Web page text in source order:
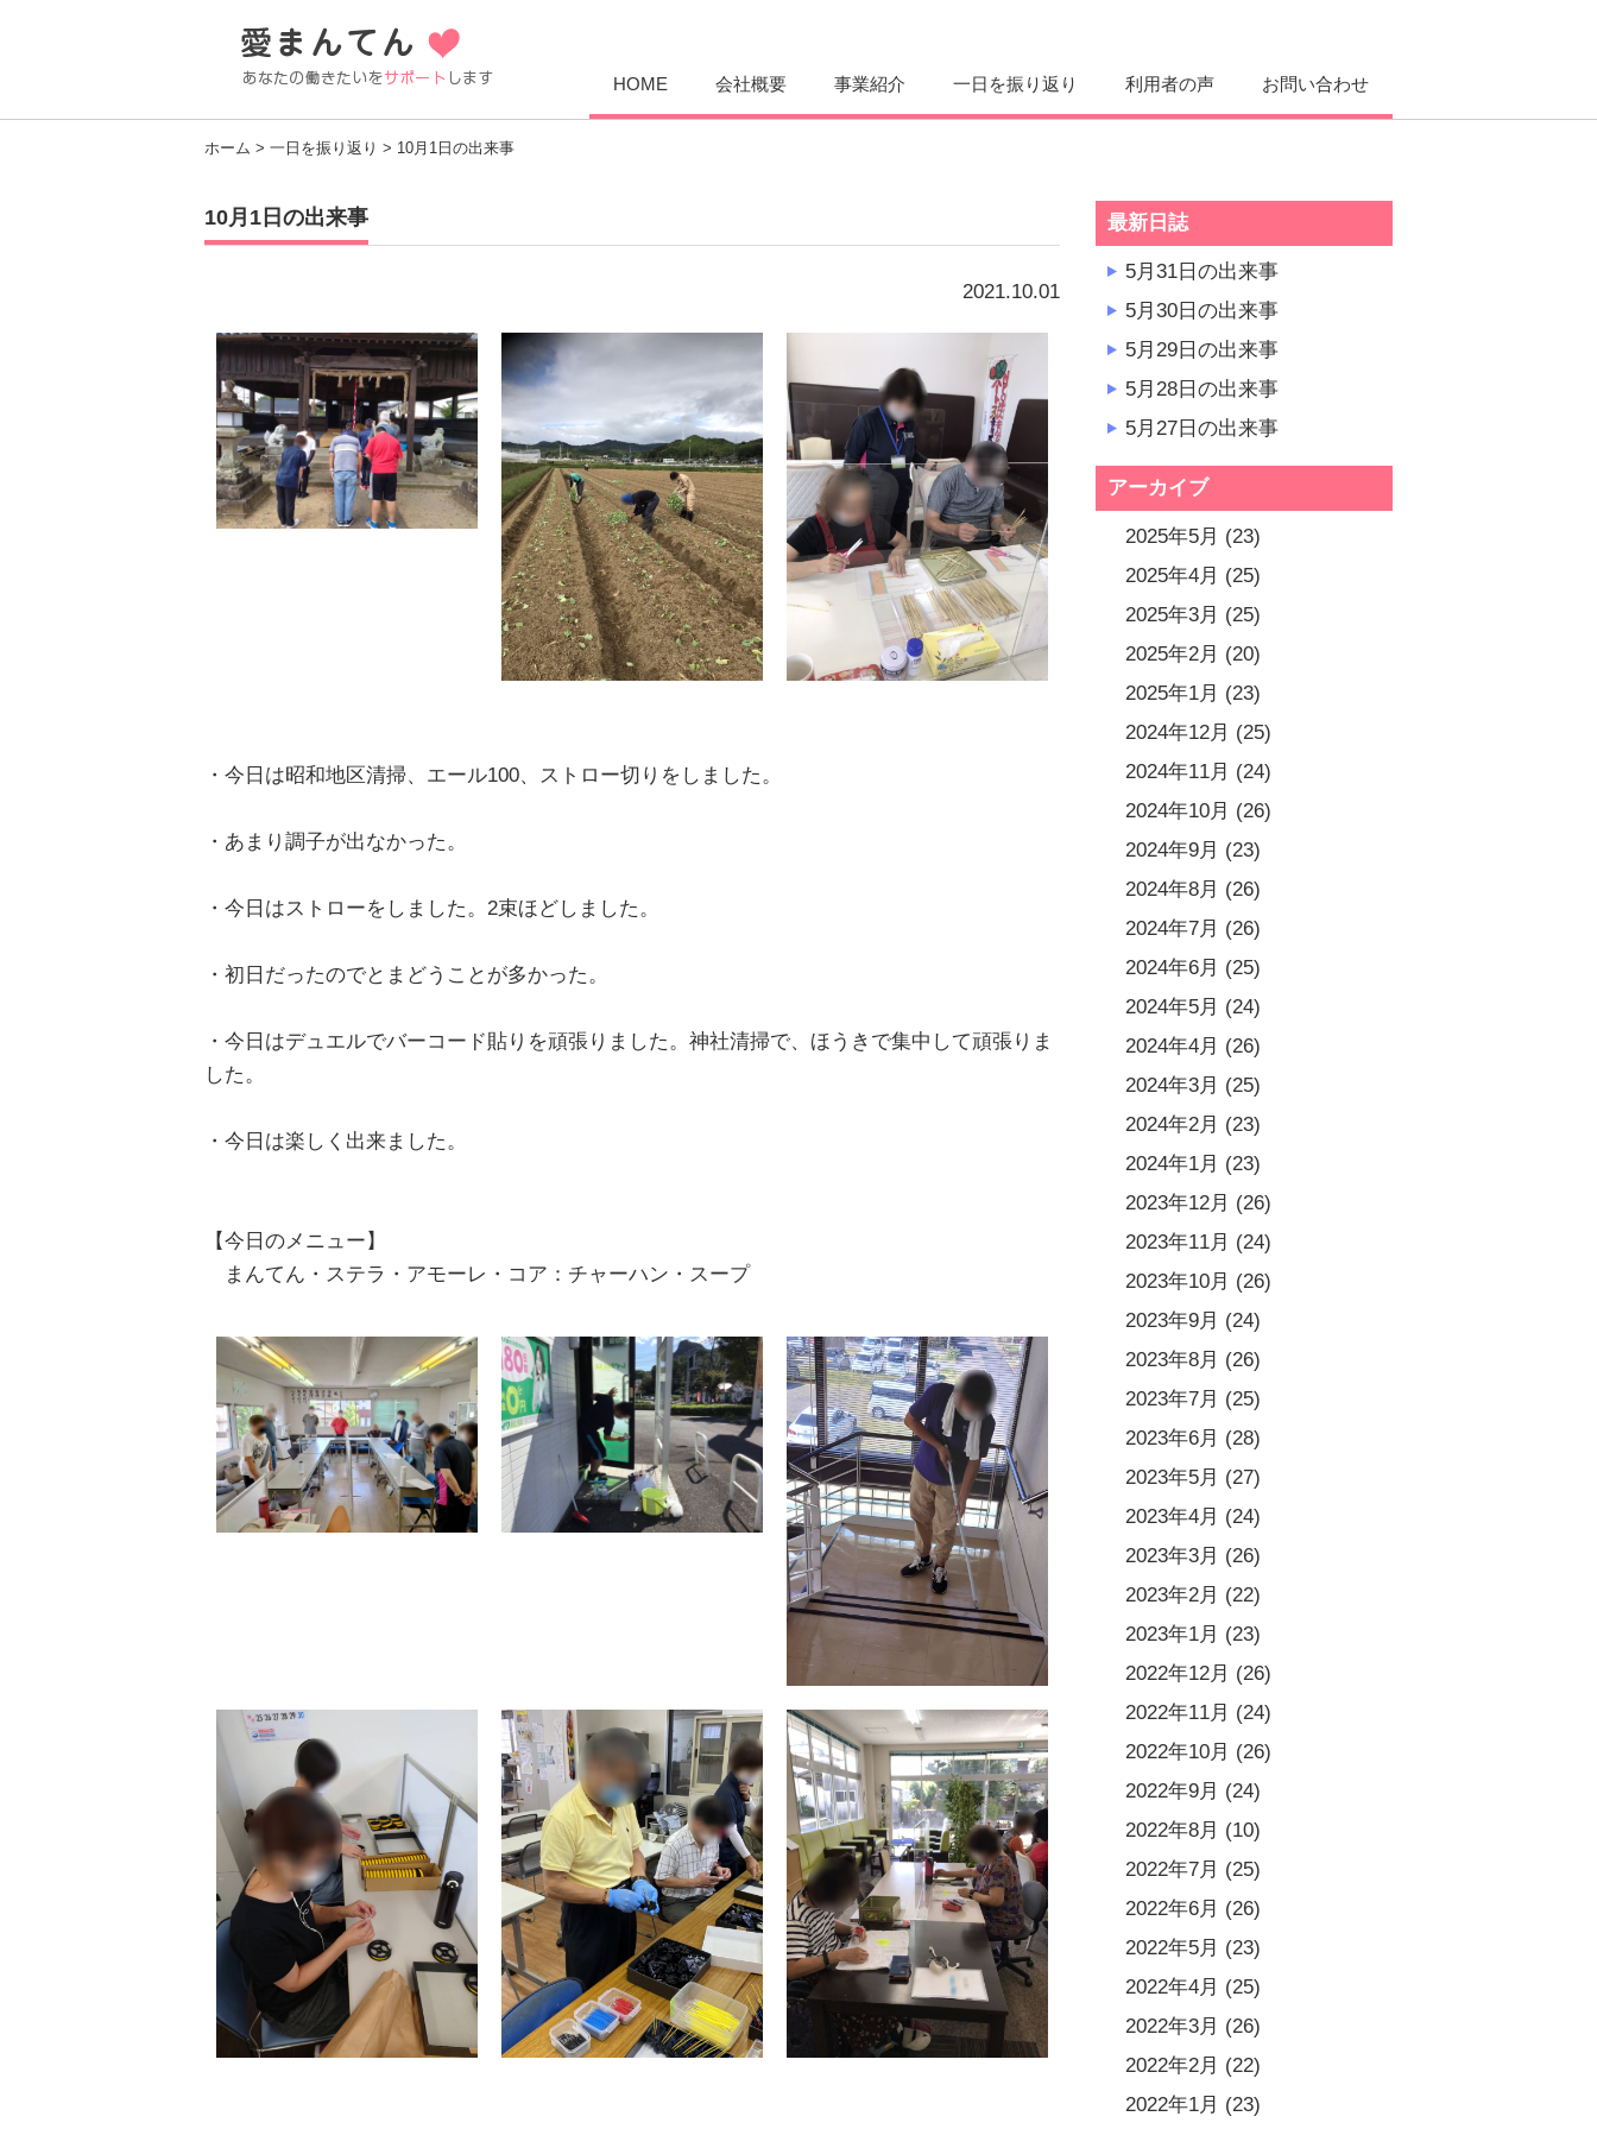
HOME 会社概要 事業紹介 一日を振り返り 利用者の声 お問い合わせ
ホーム > 一日を振り返り > 10月1日の出来事
10月1日の出来事
2021.10.01
・今日は昭和地区清掃、エール100、ストロー切りをしました。
・あまり調子が出なかった。
・今日はストローをしました。2束ほどしました。
・初日だったのでとまどうことが多かった。
・今日はデュエルでバーコード貼りを頑張りました。神社清掃で、ほうきで集中して頑張りま
した。
・今日は楽しく出来ました。
【今日のメニュー】
まんてん・ステラ・アモーレ・コア：チャーハン・スープ
最新日誌
5月31日の出来事
5月30日の出来事
5月29日の出来事
5月28日の出来事
5月27日の出来事
アーカイブ
2025年5月 (23)
2025年4月 (25)
2025年3月 (25)
2025年2月 (20)
2025年1月 (23)
2024年12月 (25)
2024年11月 (24)
2024年10月 (26)
2024年9月 (23)
2024年8月 (26)
2024年7月 (26)
2024年6月 (25)
2024年5月 (24)
2024年4月 (26)
2024年3月 (25)
2024年2月 (23)
2024年1月 (23)
2023年12月 (26)
2023年11月 (24)
2023年10月 (26)
2023年9月 (24)
2023年8月 (26)
2023年7月 (25)
2023年6月 (28)
2023年5月 (27)
2023年4月 (24)
2023年3月 (26)
2023年2月 (22)
2023年1月 (23)
2022年12月 (26)
2022年11月 (24)
2022年10月 (26)
2022年9月 (24)
2022年8月 (10)
2022年7月 (25)
2022年6月 (26)
2022年5月 (23)
2022年4月 (25)
2022年3月 (26)
2022年2月 (22)
2022年1月 (23)